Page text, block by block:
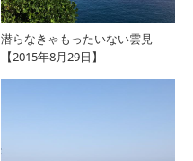
潜らなきゃもったいない雲見
【2015年8月29日】